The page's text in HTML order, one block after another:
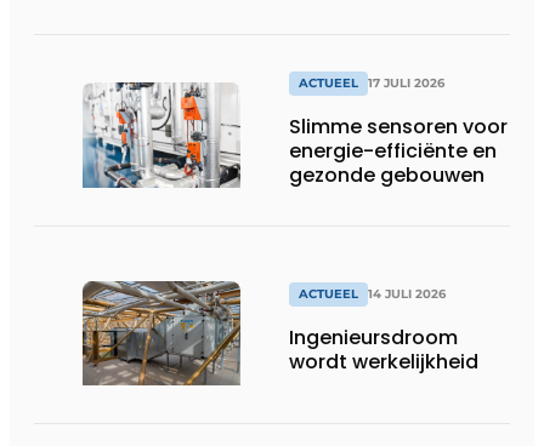
productiebedrijven
ACTUEEL 17 JULI 2026
Slimme sensoren voor
energie-efficiënte en
gezonde gebouwen
ACTUEEL 14 JULI 2026
Ingenieursdroom
wordt werkelijkheid